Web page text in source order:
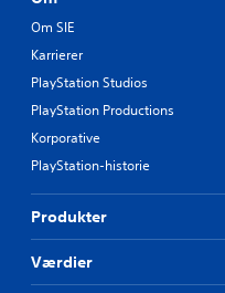
Om SIE
Karrierer
PlayStation Studios
PlayStation Productions
Korporative
PlayStation-historie
Produkter
Værdier